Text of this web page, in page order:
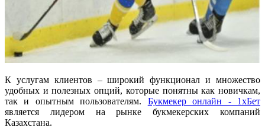
К услугам клиентов – широкий функционал и множество
удобных и полезных опций, которые понятны как новичкам,
так и опытным пользователям. Букмекер онлайн - 1хБет
является лидером на рынке букмекерских компаний
Казахстана.